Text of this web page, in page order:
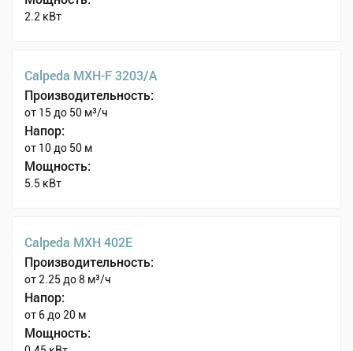
2.2 кВт
Calpeda MXH-F 3203/A
Производительность:
от 15 до 50 м³/ч
Напор:
от 10 до 50 м
Мощность:
5.5 кВт
Calpeda MXH 402E
Производительность:
от 2.25 до 8 м³/ч
Напор:
от 6 до 20 м
Мощность: